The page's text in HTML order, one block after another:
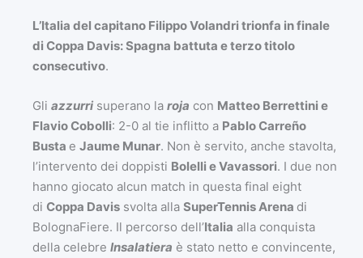
L’Italia del capitano Filippo Volandri trionfa in finale
di Coppa Davis: Spagna battuta e terzo titolo
consecutivo.
Gli azzurri superano la roja con Matteo Berrettini e
Flavio Cobolli: 2-0 al tie inflitto a Pablo Carreño
Busta e Jaume Munar. Non è servito, anche stavolta,
l’intervento dei doppisti Bolelli e Vavassori. I due non
hanno giocato alcun match in questa final eight
di Coppa Davis svolta alla SuperTennis Arena di
BolognaFiere. Il percorso dell’Italia alla conquista
della celebre Insalatiera è stato netto e convincente,